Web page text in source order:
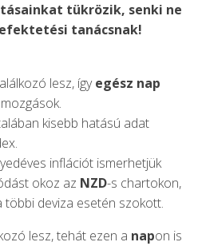
tükrözik, senki ne
tanácsnak!
lesz, ígyegész nap
kisebb hatású adat
inflációt ismerhetjük
okoz az NZD-s chartokon,
többi deviza esetén szokott.
lesz, tehát ezen a napon is